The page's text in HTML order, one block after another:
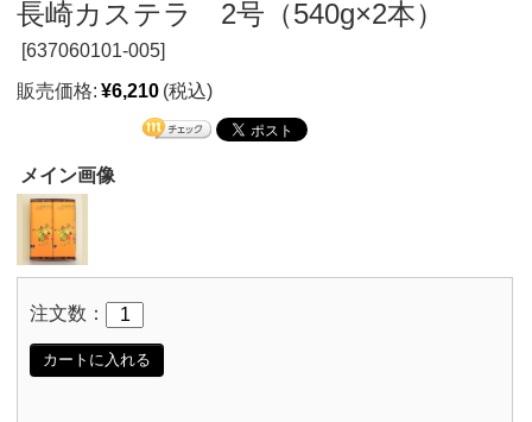
長崎カステラ 2号（540g×2本）
[637060101-005]
販売価格: ¥6,210 (税込)
メイン画像
注文数：
カートに入れる